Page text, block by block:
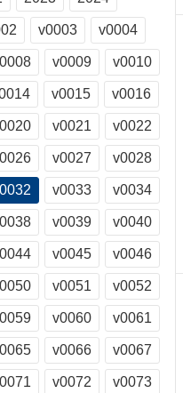
v0003 v0004
v0009 v0010
v0015 v0016
v0021 v0022
v0027 v0028
v0033 v0034
v0039 v0040
v0045 v0046
v0051 v0052
v0060 v0061
v0066 v0067
v0072 v0073